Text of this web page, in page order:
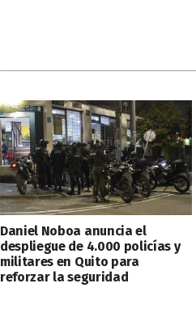
Daniel Noboa anuncia el
despliegue de 4.000 policías y
militares en Quito para
reforzar la seguridad